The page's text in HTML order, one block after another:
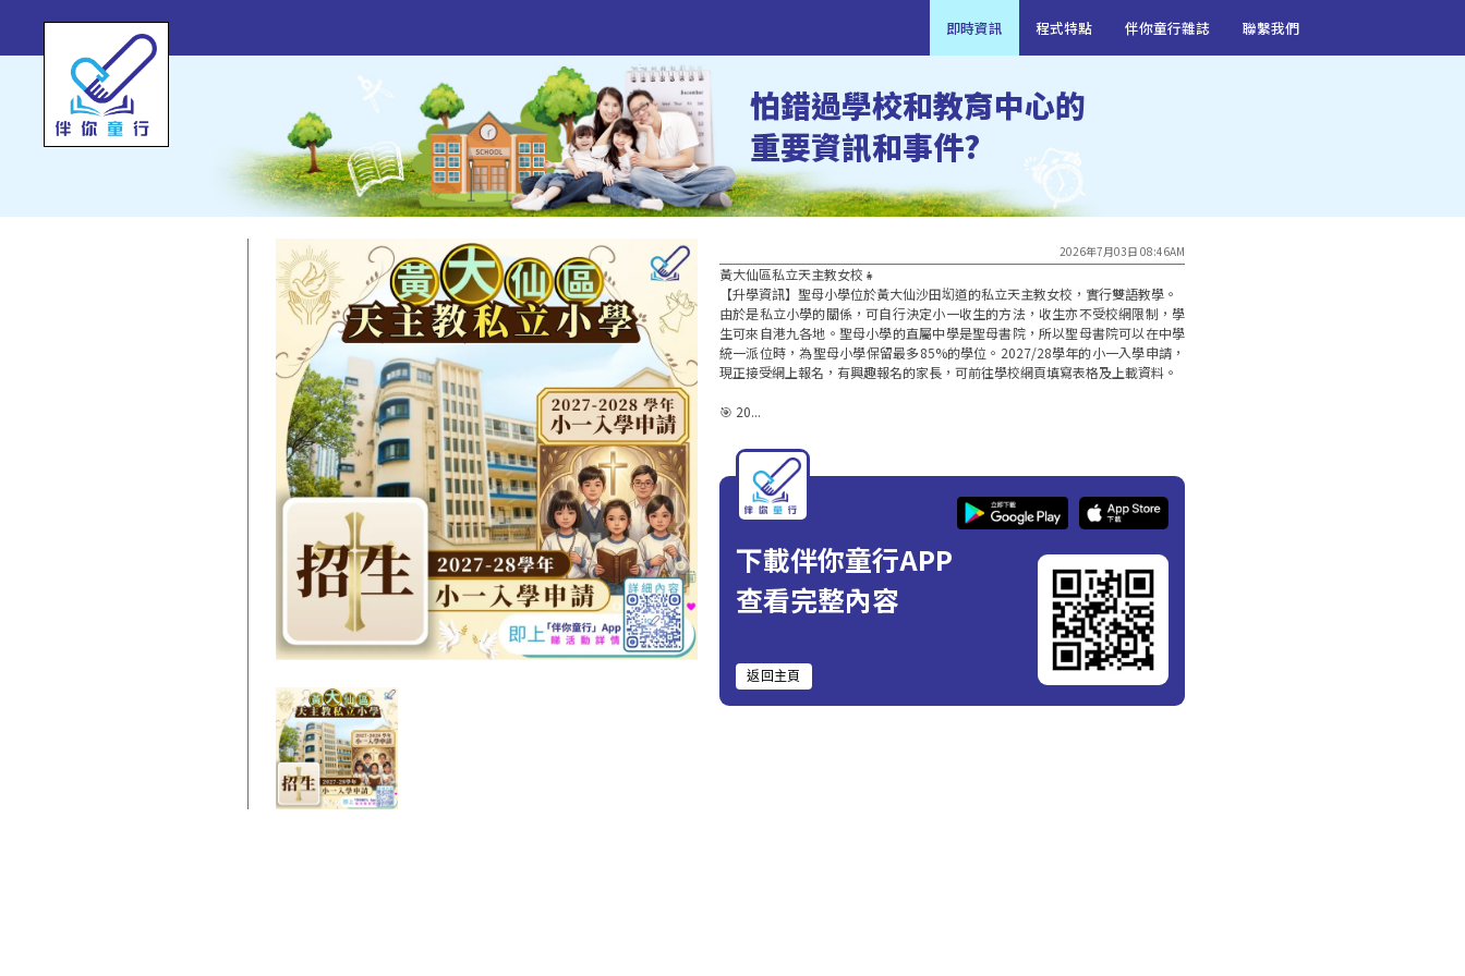
即時資訊 程式特點 伴你童行雜誌 聯繫我們
怕錯過學校和教育中心的
重要資訊和事件?
2026年7月03日 08:46AM
黃大仙區私立天主教女校👧
【升學資訊】聖母小學位於黃大仙沙田㘭道的私立天主教女校，實行雙語教學。
由於是私立小學的關係，可自行決定小一收生的方法，收生亦不受校網限制，學
生可來自港九各地。聖母小學的直屬中學是聖母書院，所以聖母書院可以在中學
統一派位時，為聖母小學保留最多85%的學位。2027/28學年的小一入學申請，
現正接受網上報名，有興趣報名的家長，可前往學校網頁填寫表格及上載資料。
🎯 20...
下載伴你童行APP
查看完整內容
返回主頁